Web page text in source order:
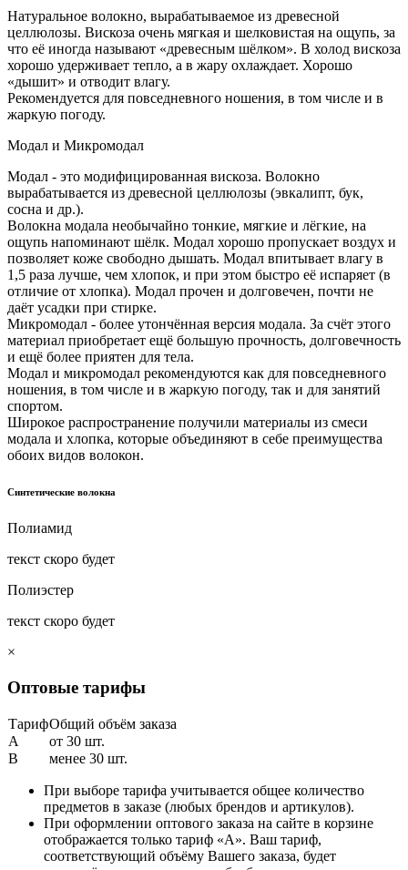
Натуральное волокно, вырабатываемое из древесной
целлюлозы. Вискоза очень мягкая и шелковистая на ощупь, за
что её иногда называют «древесным шёлком». В холод вискоза
хорошо удерживает тепло, а в жару охлаждает. Хорошо
«дышит» и отводит влагу.
Рекомендуется для повседневного ношения, в том числе и в
жаркую погоду.
Модал и Микромодал
Модал - это модифицированная вискоза. Волокно
вырабатывается из древесной целлюлозы (эвкалипт, бук,
сосна и др.).
Волокна модала необычайно тонкие, мягкие и лёгкие, на
ощупь напоминают шёлк. Модал хорошо пропускает воздух и
позволяет коже свободно дышать. Модал впитывает влагу в
1,5 раза лучше, чем хлопок, и при этом быстро её испаряет (в
отличие от хлопка). Модал прочен и долговечен, почти не
даёт усадки при стирке.
Микромодал - более утончённая версия модала. За счёт этого
материал приобретает ещё большую прочность, долговечность
и ещё более приятен для тела.
Модал и микромодал рекомендуются как для повседневного
ношения, в том числе и в жаркую погоду, так и для занятий
спортом.
Широкое распространение получили материалы из смеси
модала и хлопка, которые объединяют в себе преимущества
обоих видов волокон.
Синтетические волокна
Полиамид
текст скоро будет
Полиэстер
текст скоро будет
×
Оптовые тарифы
ТарифОбщий объём заказа
A
от 30 шт.
B
менее 30 шт.
При выборе тарифа учитывается общее количество
предметов в заказе (любых брендов и артикулов).
При оформлении оптового заказа на сайте в корзине
отображается только тариф «А». Ваш тариф,
соответствующий объёму Вашего заказа, будет